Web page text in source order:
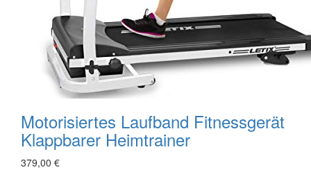
Motorisiertes Laufband Fitnessgerät
Klappbarer Heimtrainer
379,00 €